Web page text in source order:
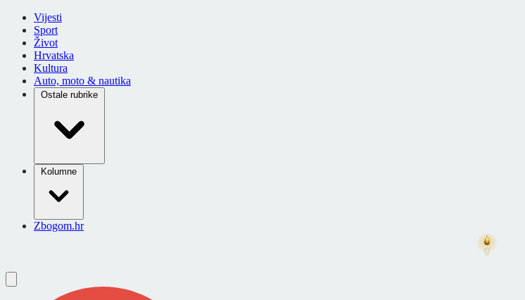
Vijesti
Sport
Život
Hrvatska
Kultura
Auto, moto & nautika
Ostale rubrike
Kolumne
Zbogom.hr